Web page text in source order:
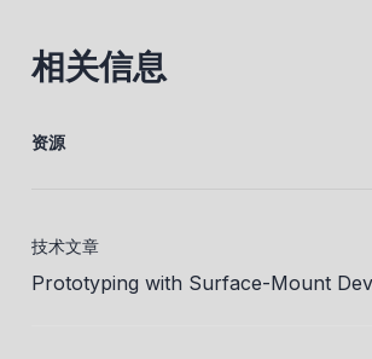
相关信息
资源
技术文章
Prototyping with Surface-Mount